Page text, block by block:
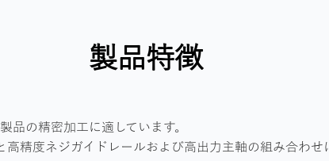
製品特徴
の精密加工に適しています。
精度ネジガイドレールおよび高出力主軸の組み合わ